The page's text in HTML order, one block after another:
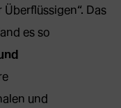
Das
es so
und